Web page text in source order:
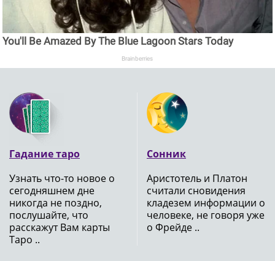
You'll Be Amazed By The Blue Lagoon Stars Today
Brainberries
Гадание таро
Узнать что-то новое о
сегодняшнем дне
никогда не поздно,
послушайте, что
расскажут Вам карты
Таро ..
Сонник
Аристотель и Платон
считали сновидения
кладезем информации о
человеке, не говоря уже
о Фрейде ..